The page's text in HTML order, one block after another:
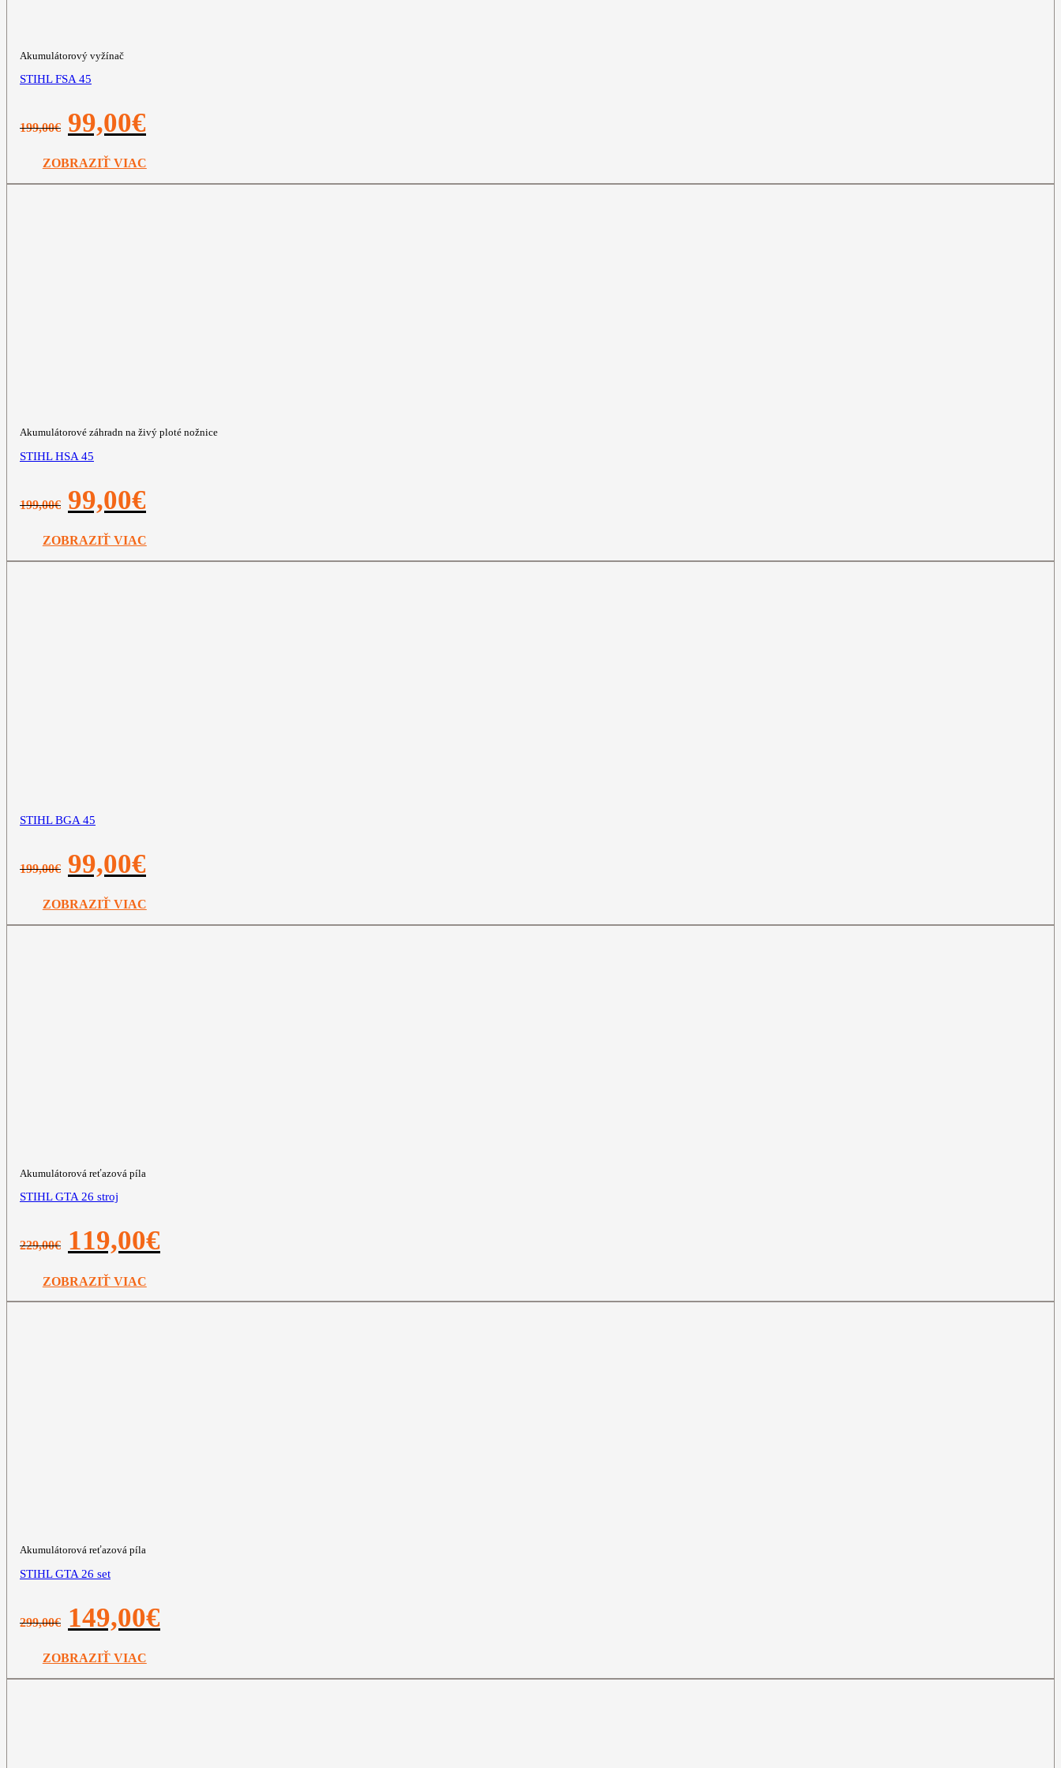
Akumulátorový vyžínač
STIHL FSA 45
199,00€
Pôvodná
cena
199,00€.
99,00€
ZOBRAZIŤ VIAC
Akumulátorové záhradn na živý ploté nožnice
STIHL HSA 45
199,00€
Pôvodná
cena
199,00€.
99,00€
ZOBRAZIŤ VIAC
STIHL BGA 45
199,00€
Pôvodná
cena
199,00€.
99,00€
ZOBRAZIŤ VIAC
Akumulátorová reťazová píla
STIHL GTA 26 stroj
229,00€
Pôvodná
cena
229,00€.
119,00€
ZOBRAZIŤ VIAC
Akumulátorová reťazová píla
STIHL GTA 26 set
299,00€
Pôvodná
cena
299,00€.
149,00€
ZOBRAZIŤ VIAC